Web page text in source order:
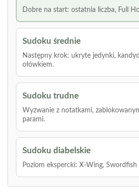
Dobre na start: ostatnia liczba, Full
Sudoku średnie
Następny krok: ukryte jedynki,
ołówkiem.
Sudoku trudne
Wyzwanie z notatkami,
parami.
Sudoku diabelskie
Poziom ekspercki: X-Wing, Swordfish